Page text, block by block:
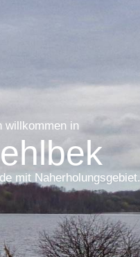
willkommen in
mit Naherholungsgebiet.